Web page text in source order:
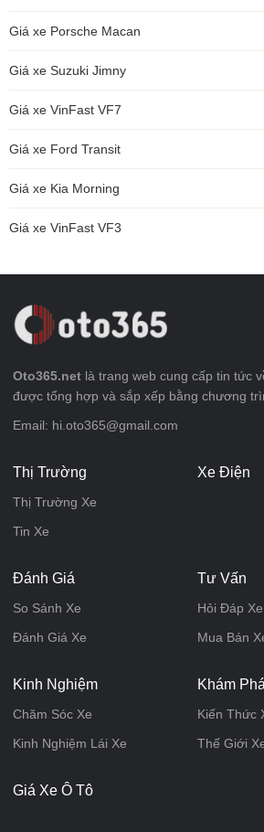
Giá xe Porsche Macan
Giá xe Suzuki Jimny
Giá xe VinFast VF7
Giá xe Ford Transit
Giá xe Kia Morning
Giá xe VinFast VF3
Oto365.net là trang web cung cấp tin tức
được tổng hợp và sắp xếp bằng chương
Email: hi.oto365@gmail.com
Thị Trường
Thị Trường Xe
Tin Xe
Xe Điện
Đánh Giá
So Sánh Xe
Đánh Giá Xe
Tư Vấn
Hỏi Đáp Xe
Mua Bán
Kinh Nghiệm
Chăm Sóc Xe
Kinh Nghiệm Lái Xe
Khám
Kiến Thức
Thế Giới
Giá Xe Ô Tô